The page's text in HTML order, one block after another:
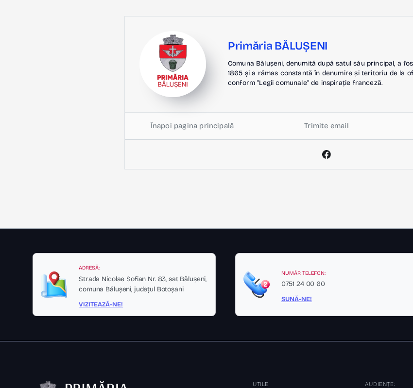
Primăria BĂLUȘENI
Comuna Bălușeni, denumită după satul său principal, a
1865 și a rămas constantă în denumire și teritoriu de la
conform "Legii comunale" de inspirație franceză.
Înapoi pagina principală Trimite email
ADRESĂ:
Strada Nicolae Sofian Nr. 83, sat Bălușeni,
comuna Bălușeni, județul Botoșani
VIZITEAZĂ-NE!
NUMĂR TELEFON:
0751 24 00 60
SUNĂ-NE!
UTILE AUDIENȚE: